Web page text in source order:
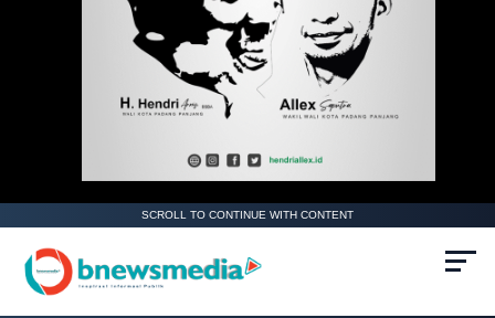
SCROLL TO CONTINUE WITH CONTENT
. Ukuran gambar 480px x 600px